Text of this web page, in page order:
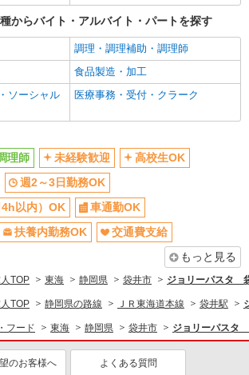
からバイト・アルバイト・パートを探す
調理・調理補助・調理師
食品製造・加工
ソーシャル
医療事務・受付・クラーク
理師 未経験歓迎
高校生OK
週2～3日勤務OK
以内）OK
車通勤OK
扶養内勤務OK
交通費支給
もっと見る
TOP 東海 静岡県 袋井市 ジョリーパスタ
TOP 静岡県の路線 ＪＲ東海道本線 袋井駅
フード 東海 静岡県 袋井市 ジョリーパスタ
のお客様へ よくある質問